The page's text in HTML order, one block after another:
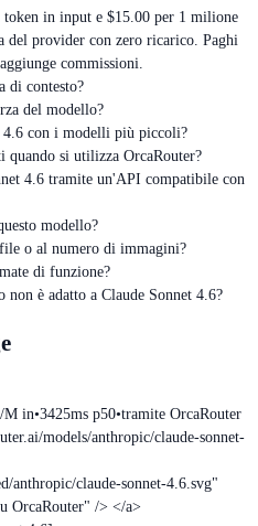
in input e $15.00 per 1 milione
del provider con zero ricarico. Paghi
commissioni.
di contesto?
del modello?
4.6 con i modelli più piccoli?
quando si utilizza OrcaRouter?
4.6 tramite un'API compatibile con
modello?
o al numero di immagini?
di funzione?
è adatto a Claude Sonnet 4.6?
M in•3425ms p50•tramite OrcaRouter
models/anthropic/claude-sonnet-
anthropic/claude-sonnet-4.6.svg"
OrcaRouter" /> </a>